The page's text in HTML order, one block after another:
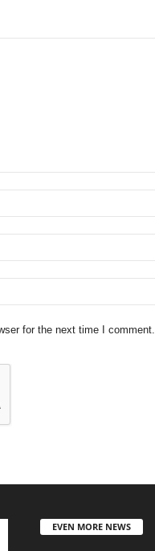
for the next time I comment.
EVEN MORE NEWS